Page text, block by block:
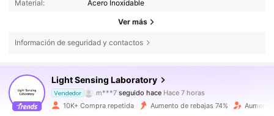
Material: Acero Inoxidable
Ver más
Información de seguridad y contactos
Light Sensing Laboratory
Vendedor b***nestá navegando
4,85
5.5K Seguidores
10K+ Compra repetida Aumento de rebajas 74%